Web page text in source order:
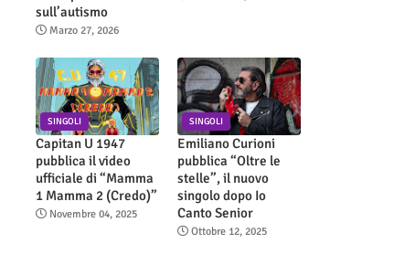
sull’autismo
Marzo 27, 2026
SINGOLI
Capitan U 1947
pubblica il video
ufficiale di “Mamma
1 Mamma 2 (Credo)”
Novembre 04, 2025
SINGOLI
Emiliano Curioni
pubblica “Oltre le
stelle”, il nuovo
singolo dopo Io
Canto Senior
Ottobre 12, 2025